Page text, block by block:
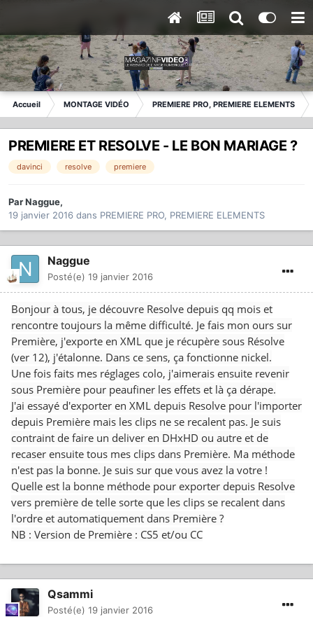
Accueil MONTAGE VIDÉO PREMIERE PRO, PREMIERE ELEMENTS
PREMIERE ET RESOLVE - LE BON MARIAGE ?
davinci resolve premiere
ParNaggue,
19 janvier 2016 dans PREMIERE PRO, PREMIERE ELEMENTS
Naggue
Posté(e) 19 janvier 2016
Bonjour à tous, je découvre Resolve depuis qq mois et
rencontre toujours la même difficulté. Je fais mon ours sur
Première, j'exporte en XML que je récupère sous Résolve
(ver 12), j'étalonne. Dans ce sens, ça fonctionne nickel.
Une fois faits mes réglages colo, j'aimerais ensuite revenir
sous Première pour peaufiner les effets et là ça dérape.
J'ai essayé d'exporter en XML depuis Resolve pour l'importer
depuis Première mais les clips ne se recalent pas. Je suis
contraint de faire un deliver en DHxHD ou autre et de
recaser ensuite tous mes clips dans Première. Ma méthode
n'est pas la bonne. Je suis sur que vous avez la votre !
Quelle est la bonne méthode pour exporter depuis Resolve
vers première de telle sorte que les clips se recalent dans
l'ordre et automatiquement dans Première ?
NB : Version de Première : CS5 et/ou CC
Qsammi
Posté(e) 19 janvier 2016